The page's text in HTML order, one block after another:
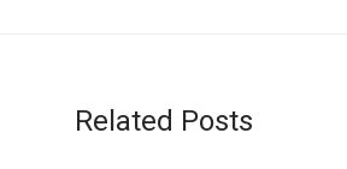
Related Posts